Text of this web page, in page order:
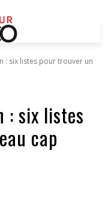
: six listes pour trouver un
: six listes
cap